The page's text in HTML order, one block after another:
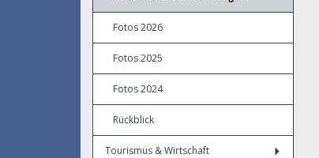
Fotos 2026
Fotos 2025
Fotos 2024
Rückblick
Tourismus & Wirtschaft